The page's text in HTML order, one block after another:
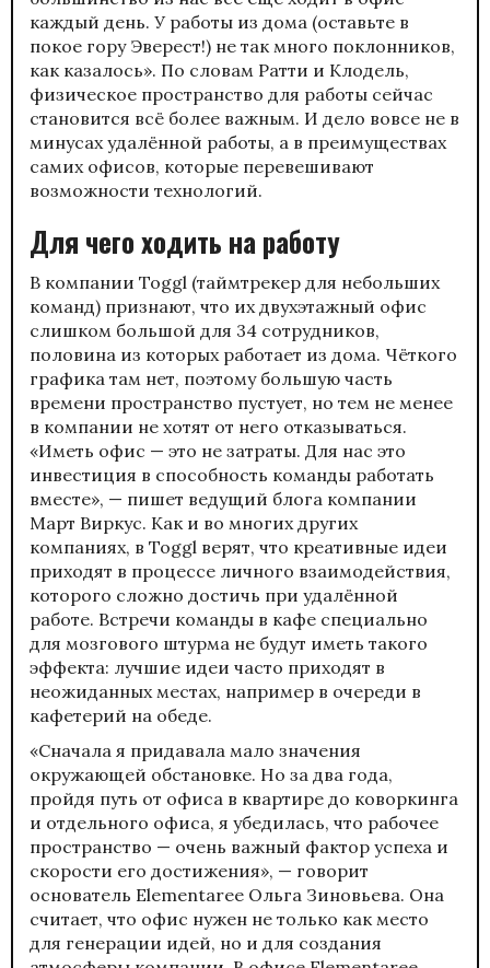
каждый день. У работы из дома (оставьте в
покое гору Эверест!) не так много поклонников,
как казалось». По словам Ратти и Клодель,
физическое пространство для работы сейчас
становится всё более важным. И дело вовсе не в
минусах удалённой работы, а в преимуществах
самих офисов, которые перевешивают
возможности технологий.
Для чего ходить на работу
В компании Toggl (таймтрекер для небольших
команд) признают, что их двухэтажный офис
слишком большой для 34 сотрудников,
половина из которых работает из дома. Чёткого
графика там нет, поэтому большую часть
времени пространство пустует, но тем не менее
в компании не хотят от него отказываться.
«Иметь офис — это не затраты. Для нас это
инвестиция в способность команды работать
вместе», — пишет ведущий блога компании
Март Виркус. Как и во многих других
компаниях, в Toggl верят, что креативные идеи
приходят в процессе личного взаимодействия,
которого сложно достичь при удалённой
работе. Встречи команды в кафе специально
для мозгового штурма не будут иметь такого
эффекта: лучшие идеи часто приходят в
неожиданных местах, например в очереди в
кафетерий на обеде.
«Сначала я придавала мало значения
окружающей обстановке. Но за два года,
пройдя путь от офиса в квартире до коворкинга
и отдельного офиса, я убедилась, что рабочее
пространство — очень важный фактор успеха и
скорости его достижения», — говорит
основатель Elementaree Ольга Зиновьева. Она
считает, что офис нужен не только как место
для генерации идей, но и для создания